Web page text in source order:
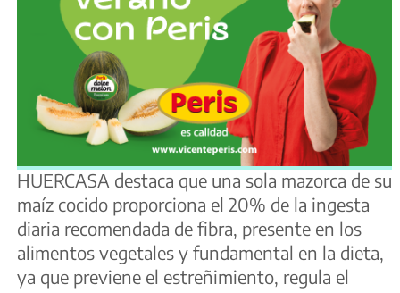
HUERCASA destaca que una sola mazorca de su
maíz cocido proporciona el 20% de la ingesta
diaria recomendada de fibra, presente en los
alimentos vegetales y fundamental en la dieta,
ya que previene el estreñimiento, regula el